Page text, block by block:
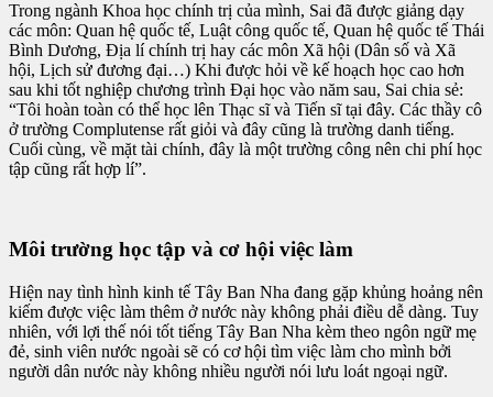
Trong ngành Khoa học chính trị của mình, Sai đã được giảng dạy
các môn: Quan hệ quốc tế, Luật công quốc tế, Quan hệ quốc tế Thái
Bình Dương, Địa lí chính trị hay các môn Xã hội (Dân số và Xã
hội, Lịch sử đương đại…) Khi được hỏi về kế hoạch học cao hơn
sau khi tốt nghiệp chương trình Đại học vào năm sau, Sai chia sẻ:
“Tôi hoàn toàn có thể học lên Thạc sĩ và Tiến sĩ tại đây. Các thầy cô
ở trường Complutense rất giỏi và đây cũng là trường danh tiếng.
Cuối cùng, về mặt tài chính, đây là một trường công nên chi phí học
tập cũng rất hợp lí”.
Môi trường học tập và cơ hội việc làm
Hiện nay tình hình kinh tế Tây Ban Nha đang gặp khủng hoảng nên
kiếm được việc làm thêm ở nước này không phải điều dễ dàng. Tuy
nhiên, với lợi thế nói tốt tiếng Tây Ban Nha kèm theo ngôn ngữ mẹ
đẻ, sinh viên nước ngoài sẽ có cơ hội tìm việc làm cho mình bởi
người dân nước này không nhiều người nói lưu loát ngoại ngữ.